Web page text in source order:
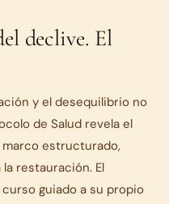
declive. El
y el desequilibrio no
de Salud revela el
estructurado,
restauración. El
guiado a su propio